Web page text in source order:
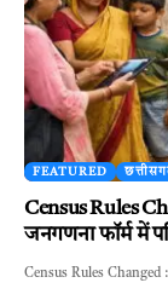
FEATURED
Census Rules
जनगणना फॉर्म में
Census Rules Changed :